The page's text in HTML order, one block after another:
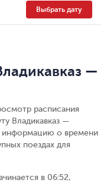
Выбрать дату
—
расписания
Владикавказ —
информацию о времени
поездах для
в 06:52,